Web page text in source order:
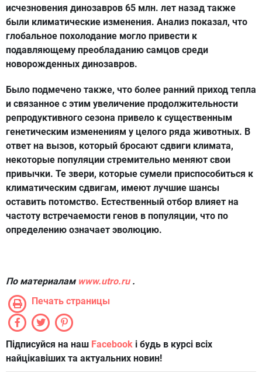
исчезновения динозавров 65 млн. лет назад также
были климатические изменения. Анализ показал, что
глобальное похолодание могло привести к
подавляющему преобладанию самцов среди
новорожденных динозавров.
Было подмечено также, что более ранний приход тепла
и связанное с этим увеличение продолжительности
репродуктивного сезона привело к существенным
генетическим изменениям у целого ряда животных. В
ответ на вызов, который бросают сдвиги климата,
некоторые популяции стремительно меняют свои
привычки. Те звери, которые сумели приспособиться к
климатическим сдвигам, имеют лучшие шансы
оставить потомство. Естественный отбор влияет на
частоту встречаемости генов в популяции, что по
определению означает эволюцию.
По материалам www.utro.ru.
Печать страницы
Підписуйся на наш Facebook і будь в курсі всіх
найцікавіших та актуальних новин!